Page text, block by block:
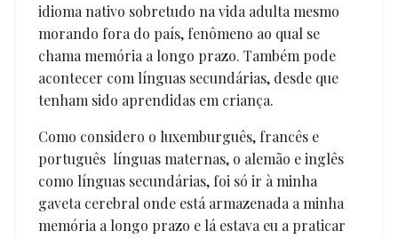
idioma nativo sobretudo na vida adulta mesmo
morando fora do país, fenômeno ao qual se
chama memória a longo prazo. Também pode
acontecer com línguas secundárias, desde que
tenham sido aprendidas em criança.
Como considero o luxemburguês, francês e
português línguas maternas, o alemão e inglês
como línguas secundárias, foi só ir à minha
gaveta cerebral onde está armazenada a minha
memória a longo prazo e lá estava eu a praticar